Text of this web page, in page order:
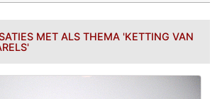
MET ALS THEMA 'KETTING VAN